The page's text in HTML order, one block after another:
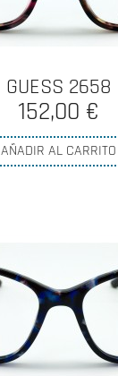
GUESS 2658
152,00 €
AÑADIR AL CARRITO